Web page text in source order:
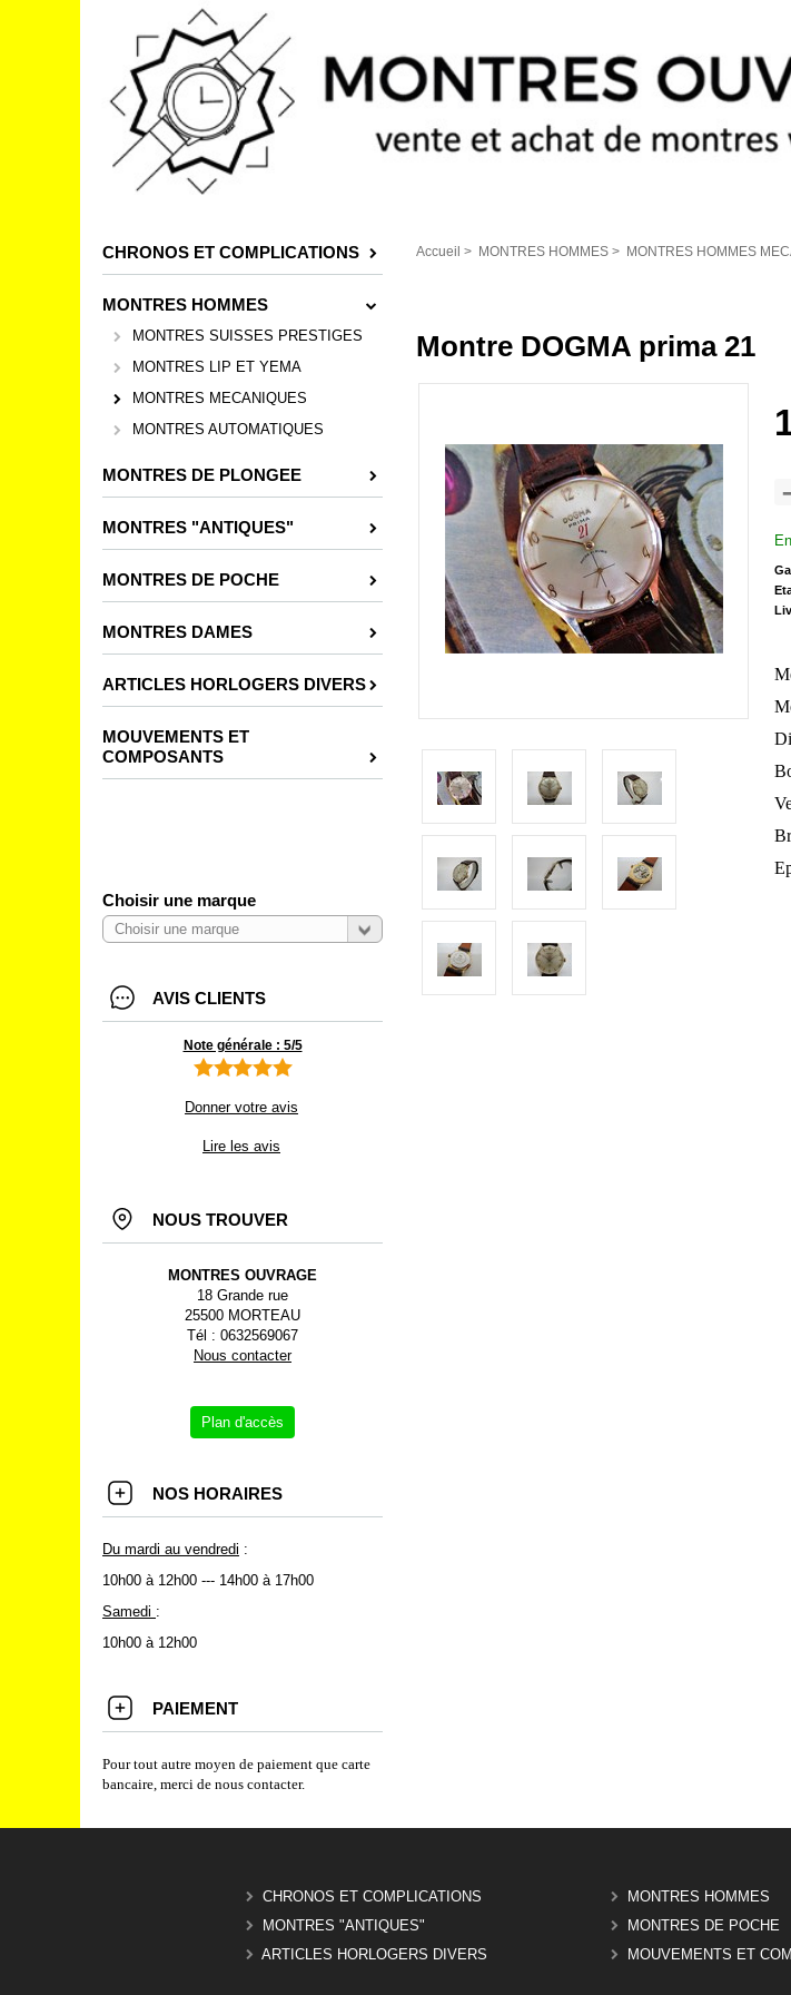
CHRONOS ET COMPLICATIONS
MONTRES HOMMES
MONTRES SUISSES PRESTIGES
MONTRES LIP ET YEMA
MONTRES MECANIQUES
MONTRES AUTOMATIQUES
MONTRES DE PLONGEE
MONTRES "ANTIQUES"
MONTRES DE POCHE
MONTRES DAMES
ARTICLES HORLOGERS DIVERS
MOUVEMENTS ET
COMPOSANTS
Choisir une marque
AVIS CLIENTS
Note générale : 5/5
Donner votre avis
Lire les avis
NOUS TROUVER
MONTRES OUVRAGE
18 Grande rue
25500 MORTEAU
Tél : 0632569067
Nous contacter
Plan d'accès
NOS HORAIRES
Du mardi au vendredi :
10h00 à 12h00 --- 14h00 à 17h00
Samedi :
10h00 à 12h00
PAIEMENT
Pour tout autre moyen de paiement que carte
bancaire, merci de nous contacter.
Accueil > MONTRES HOMMES > MONTRES HOMMES
Montre DOGMA prima 21
CHRONOS ET COMPLICATIONS MONTRES HOMMES
MONTRES "ANTIQUES"
MONTRES DE POCHE
ARTICLES HORLOGERS DIVERS
MOUVEMENTS ET